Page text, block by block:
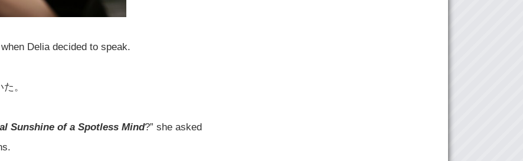
Delia decided to speak.
。
Sunshine of a Spotless Mind?” she asked